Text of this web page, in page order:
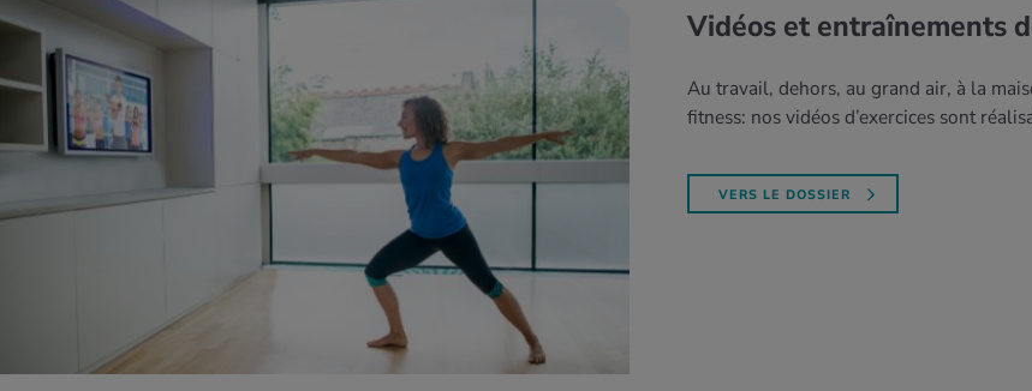
Vidéos et entraînements
Au travail, dehors, au grand air, à la
fitness: nos vidéos d’exercices sont
VERS LE DOSSIER